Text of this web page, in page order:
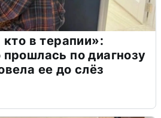
в терапии»:
по диагнозу
ее до слёз